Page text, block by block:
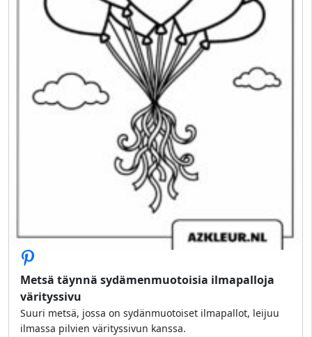
Metsä täynnä sydämenmuotoisia ilmapalloja
värityssivu
Suuri metsä, jossa on sydänmuotoiset ilmapallot, leijuu
ilmassa pilvien värityssivun kanssa.